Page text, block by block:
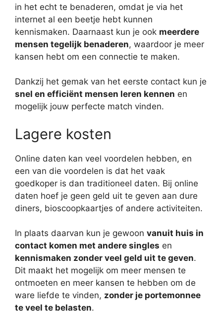
in het echt te benaderen, omdat je via het
internet al een beetje hebt kunnen
kennismaken. Daarnaast kun je ook meerdere
mensen tegelijk benaderen, waardoor je meer
kansen hebt om een connectie te maken.
Dankzij het gemak van het eerste contact kun je
snel en efficiënt mensen leren kennen en
mogelijk jouw perfecte match vinden.
Lagere kosten
Online daten kan veel voordelen hebben, en
een van die voordelen is dat het vaak
goedkoper is dan traditioneel daten. Bij online
daten hoef je geen geld uit te geven aan dure
diners, bioscoopkaartjes of andere activiteiten.
In plaats daarvan kun je gewoon vanuit huis in
contact komen met andere singles en
kennismaken zonder veel geld uit te geven.
Dit maakt het mogelijk om meer mensen te
ontmoeten en meer kansen te hebben om de
ware liefde te vinden, zonder je portemonnee
te veel te belasten.